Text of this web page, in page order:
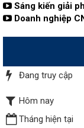
Sáng kiến giải
Doanh nghiệp
Đang truy cập
Hôm nay
Tháng hiện tại